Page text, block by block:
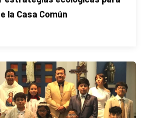
la Casa Común